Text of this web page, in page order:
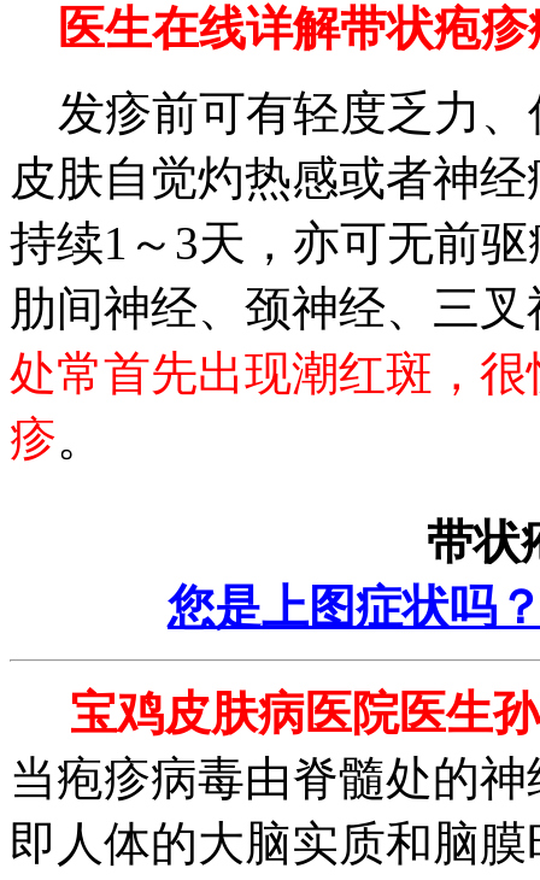
医生在线详解带状疱
发疹前可有轻度乏力、
皮肤自觉灼热感或者神
持续1～3天，亦可无前
肋间神经、颈神经、三
处常首先出现潮红斑，
疹。
带状
您是上图症状吗
宝鸡皮肤病医院医生
当疱疹病毒由脊髓处的
即人体的大脑实质和脑膜